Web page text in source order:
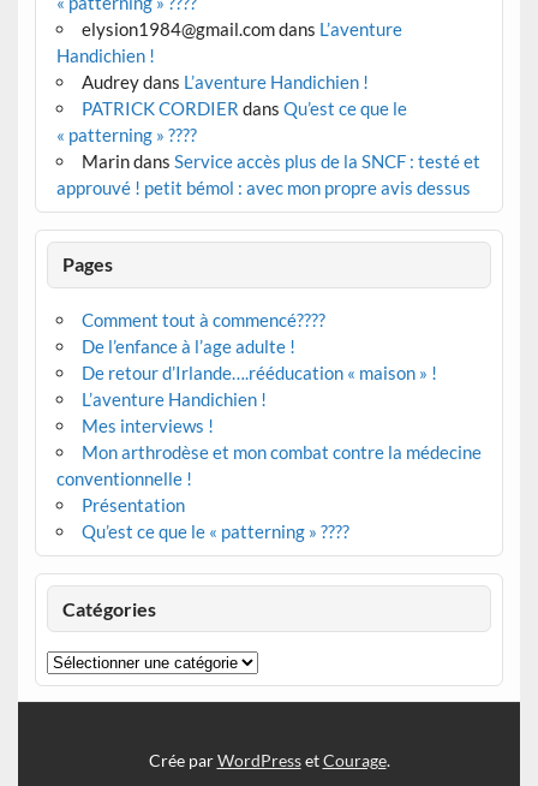
elysion1984@gmail.comdans L’aventure
Handichien !
Audreydans L’aventure Handichien !
PATRICK CORDIER dans Qu’est ce que le
« patterning » ????
Marindans Service accès plus de la SNCF : testé et
approuvé ! petit bémol : avec mon propre avis dessus
Pages
Comment tout à commencé????
De l’enfance à l’age adulte !
De retour d’Irlande….rééducation « maison » !
L’aventure Handichien !
Mes interviews !
Mon arthrodèse et mon combat contre la médecine
conventionnelle !
Présentation
Qu’est ce que le « patterning » ????
Catégories
Catégories
Crée parWordPressetCourage.